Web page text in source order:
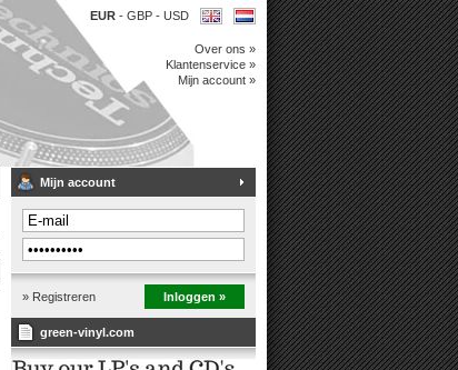
EUR - GBP - USD
Over ons »
Klantenservice »
Mijn account »
Mijn account
» Registreren Inloggen »
green-vinyl.com